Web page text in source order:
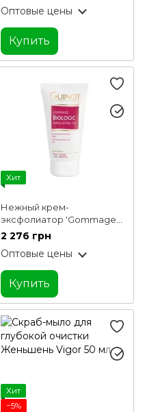
Оптовые цены
Купить
Хит
Нежный крем-
эксфолиатор 'Gommage
Biologic Guinot 50 мл
2 276 грн
Оптовые цены
Купить
Хит
−5%